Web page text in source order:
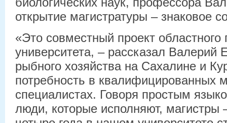
открытие магистратуры – знаковое
«Это совместный проект областного
университета, – рассказал Валерий
рыбного хозяйства на Сахалине и
потребность в квалифицированных
специалистах. Говоря простым
люди, которые исполняют, магистры